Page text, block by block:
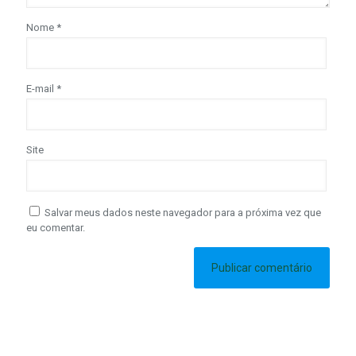
Nome *
E-mail *
Site
Salvar meus dados neste navegador para a próxima vez que
eu comentar.